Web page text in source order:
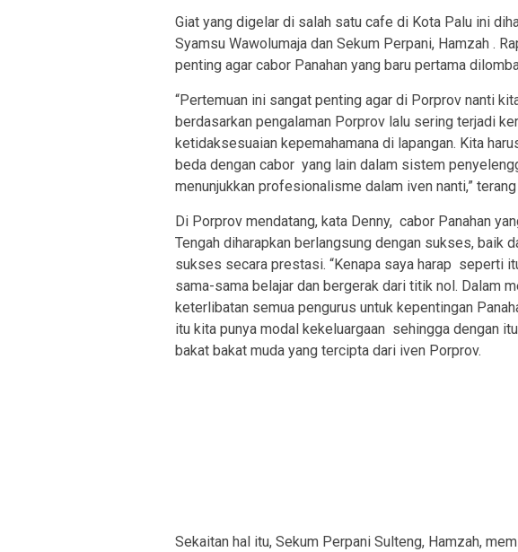
Giat yang digelar di salah satu cafe di Kota Palu ini
Syamsu Wawolumaja dan Sekum Perpani, Hamzah .
penting agar cabor Panahan yang baru pertama
“Pertemuan ini sangat penting agar di Porprov nanti
berdasarkan pengalaman Porprov lalu sering terjadi
ketidaksesuaian kepemahamana di lapangan. Kita
beda dengan cabor yang lain dalam sistem
menunjukkan profesionalisme dalam iven nanti,”
Di Porprov mendatang, kata Denny, cabor Panahan
Tengah diharapkan berlangsung dengan sukses, baik
sukses secara prestasi. “Kenapa saya harap seperti
sama-sama belajar dan bergerak dari titik nol. Dalam
keterlibatan semua pengurus untuk kepentingan
itu kita punya modal kekeluargaan sehingga dengan
bakat bakat muda yang tercipta dari iven Porprov.
Sekaitan hal itu, Sekum Perpani Sulteng, Hamzah,